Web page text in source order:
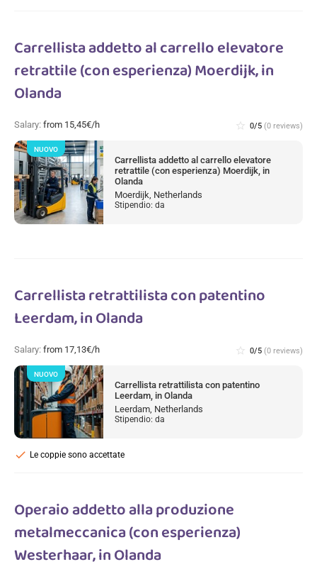
Carrellista addetto al carrello elevatore
retrattile (con esperienza) Moerdijk, in
Olanda
Salary: from 15,45€/h star_border 0/5 (0 reviews)
Carrellista addetto al carrello elevatore
retrattile (con esperienza) Moerdijk, in
Olanda
Moerdijk, Netherlands
Stipendio: da
NUOVO
Carrellista retrattilista con patentino
Leerdam, in Olanda
Salary: from 17,13€/h star_border 0/5 (0 reviews)
Carrellista retrattilista con patentino
Leerdam, in Olanda
Leerdam, Netherlands
Stipendio: da
Le coppie sono accettate
check
NUOVO
Operaio addetto alla produzione
metalmeccanica (con esperienza)
Westerhaar, in Olanda